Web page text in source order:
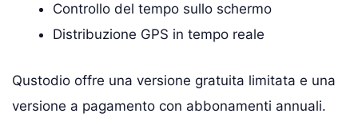
Controllo del tempo sullo schermo
Distribuzione GPS in tempo reale
Qustodio offre una versione gratuita limitata e una
versione a pagamento con abbonamenti annuali.